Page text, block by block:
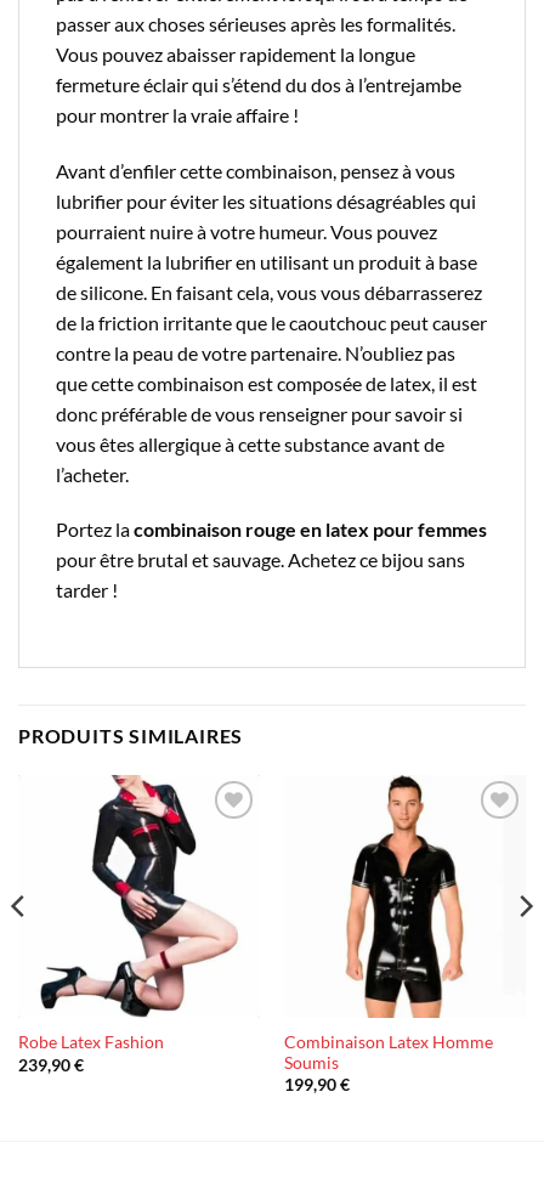
passer aux choses sérieuses après les formalités.
Vous pouvez abaisser rapidement la longue
fermeture éclair qui s’étend du dos à l’entrejambe
pour montrer la vraie affaire !
Avant d’enfiler cette combinaison, pensez à vous
lubrifier pour éviter les situations désagréables qui
pourraient nuire à votre humeur. Vous pouvez
également la lubrifier en utilisant un produit à base
de silicone. En faisant cela, vous vous débarrasserez
de la friction irritante que le caoutchouc peut causer
contre la peau de votre partenaire. N’oubliez pas
que cette combinaison est composée de latex, il est
donc préférable de vous renseigner pour savoir si
vous êtes allergique à cette substance avant de
l’acheter.
Portez lacombinaison rouge en latex pour femmes
pour être brutal et sauvage. Achetez ce bijou sans
tarder !
PRODUITS SIMILAIRES
Robe Latex Fashion
239,90€
Combinaison Latex Homme
Soumis
199,90€